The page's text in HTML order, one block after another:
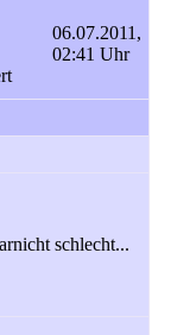
06.07.2011,
02:41 Uhr
schlecht...